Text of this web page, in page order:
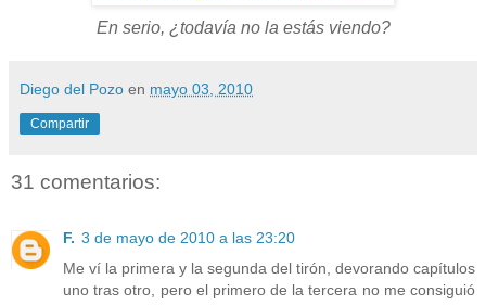
En serio, ¿todavía no la estás viendo?
Diego del Pozo en mayo 03, 2010
Compartir
31 comentarios:
F. 3 de mayo de 2010 a las 23:20
Me ví la primera y la segunda del tirón, devorando capítulos
uno tras otro, pero el primero de la tercera no me consiguió